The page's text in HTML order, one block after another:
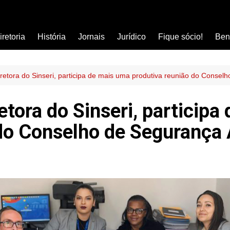
História Jornais Jurídico Fique sócio!
do Sinseri, participa de mais uma produtiva reunião do
do Sinseri, participa
Conselho de